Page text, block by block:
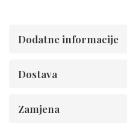
Dodatne informacije
Dostava
Zamjena